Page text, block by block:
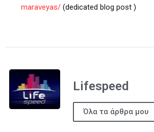
maraveyas/(dedicated blog post)
Lifespeed
Όλα τα άρθρα μου